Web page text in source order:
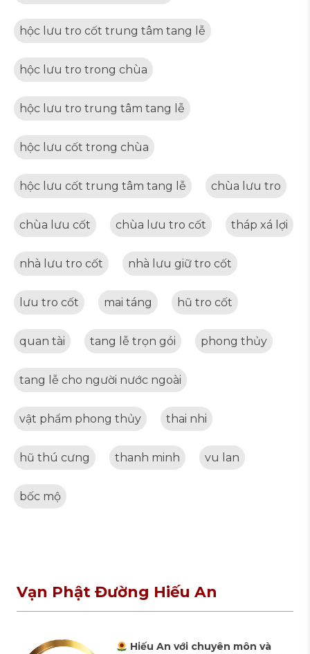
hộc lưu tro cốt trung tâm tang lễ
hộc lưu tro trong chùa
hộc lưu tro trung tâm tang lễ
hộc lưu cốt trong chùa
hộc lưu cốt trung tâm tang lễ chùa lưu tro
chùa lưu cốt chùa lưu tro cốt tháp xá lợi
nhà lưu tro cốt nhà lưu giữ tro cốt
lưu tro cốt mai táng hũ tro cốt
quan tài tang lễ trọn gói phong thủy
tang lễ cho người nước ngoài
vật phẩm phong thủy thai nhi
hũ thú cưng thanh minh vu lan
bốc mộ
Vạn Phật Đường Hiếu An
Hiếu An với chuyên môn và